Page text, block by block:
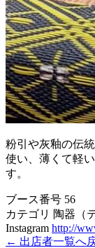
粉引や灰釉の伝
使い、薄くて軽
す。
ブース番号 56
カテゴリ 陶器（
Instagram http://
← 出店者一覧へ